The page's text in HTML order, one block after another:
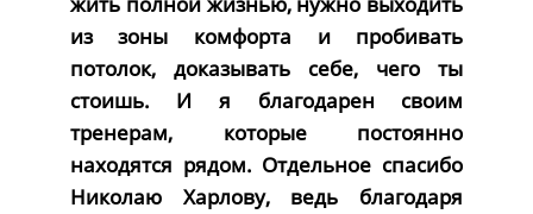
из зоны комфорта и пробивать
потолок, доказывать себе, чего ты
стоишь. И я благодарен своим
тренерам, которые постоянно
находятся рядом. Отдельное спасибо
Николаю Харлову, ведь благодаря